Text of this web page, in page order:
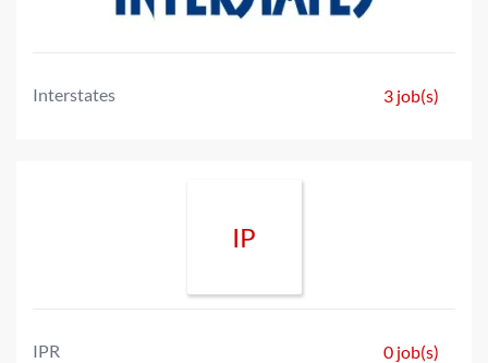
Interstates 3 job(s)
IP
IPR 0 job(s)